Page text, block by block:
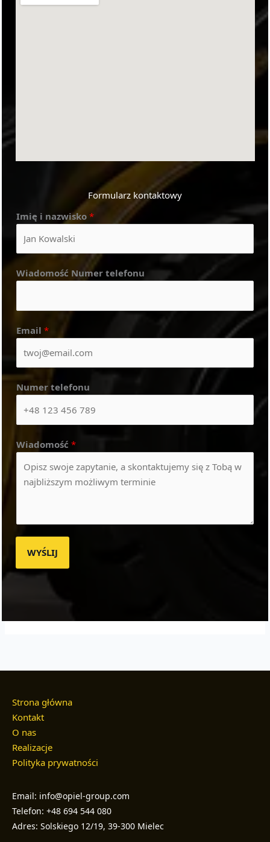
Formularz kontaktowy
Imię i nazwisko *
Wiadomość Numer telefonu
Email *
Numer telefonu
Wiadomość *
WYŚLIJ
Strona główna
Kontakt
O nas
Realizacje
Polityka prywatności
Email: info@opiel-group.com
Telefon: +48 694 544 080
Adres: Solskiego 12/19, 39-300 Mielec